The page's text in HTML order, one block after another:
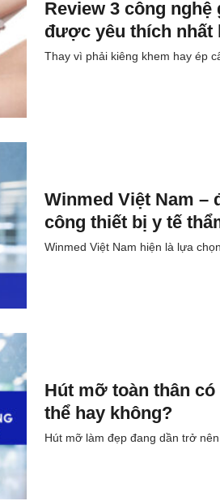
Review 3 công
được yêu thích nhất
Thay vì phải kiêng khem hay ép
Winmed Việt Nam –
công thiết bị y tế
Winmed Việt Nam hiện là lựa
Hút mỡ toàn thân
thể hay không?
Hút mỡ làm đẹp đang dần trở